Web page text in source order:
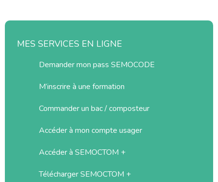
MES SERVICES EN LIGNE
Demander mon pass SEMOCODE
M’inscrire à une formation
Commander un bac / composteur
Accéder à mon compte usager
Accéder à SEMOCTOM +
Télécharger SEMOCTOM +